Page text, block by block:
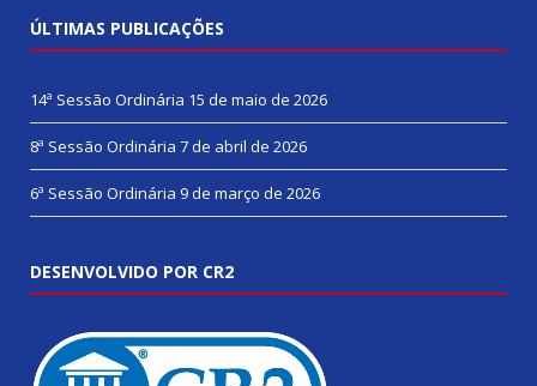
ÚLTIMAS PUBLICAÇÕES
14ª Sessão Ordinária 15 de maio de 2026
8ª Sessão Ordinária 7 de abril de 2026
6ª Sessão Ordinária 9 de março de 2026
DESENVOLVIDO POR CR2